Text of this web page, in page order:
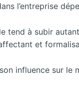
l’entreprise
tend à subir
et
influence sur le